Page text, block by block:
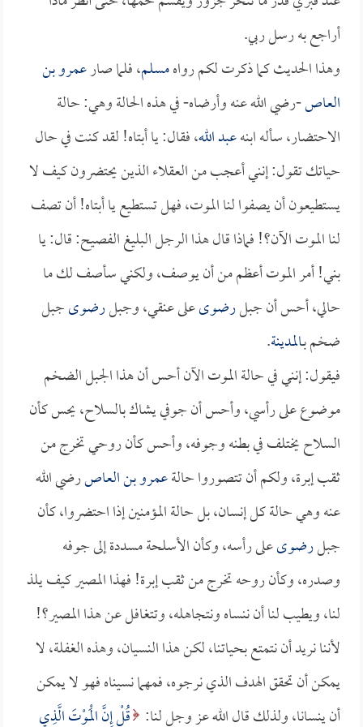
أراجع به رسل ربي.
وهذا الحديث كما ذكرت لكم رواهمسلم، فلما صارعمرو بن
العاص-رضي الله عنه وأرضاه- في هذه الحالة وهي: حالة
الاحتضار، سأله ابنهعبد الله، فقال: يا أبتاه! لقد كنت في حال
حياتك تقول: إنني أعجب من العقلاء الذين يحتضرون كيف لا
يستطيعون أن يصفوا لنا الموت، فهل تستطيع يا أبتاه! أن تصف
لنا الموت الآن؟! فماذا قال هذا الرجل البليغ الفصيح: قال: يا
بني! أمر الموت أعظم من أن يوصف، ولكني سأصف لك ما
حالي، أحس أن جبلرضوىعلى عنقي، وجبلرضوىجبل
ضخم بـالمدينة.
فيقول: إنني في حالة الموت الآن أحس أن هذا الجبل الضخم
موضوع على رأسي، وأحس أن جوفي يشاك بالسلاح، يحس كأن
السلاح يختلف في بطنه وجوفه، وأحس كأن روحي تخرج من
ثقب إبرة، ولكم أن تتصوروا حالةعمرو بن العاصرضي الله
عنه وهي حالة كل إنسان، بل حالة المؤمنين إذا احتضروا، كأن
جبلرضوىعلى رأسه، وكأن الأسلحة مسددة إلى جوفه
وصدره، وكأن روحه تخرج من ثقب إبرة! فهذا المصير كيف يلذ
لنا، ويطيب لنا أن ننساه ونتجاهله، وتتغافل عن هذا المصير؟!
لأننا نريد أن نتمتع بحياتنا، لكن هذا النسيان، وهذه الغفلة، لا
يمكن أن تحقق الهدف الذي نرجوه، فمهما نسيناه فهو لا يمكن
أن ينسانا، ولذلك قال الله عز وجل لنا: قُلْ إِنَّ الْمَوْتَ الَّذِي